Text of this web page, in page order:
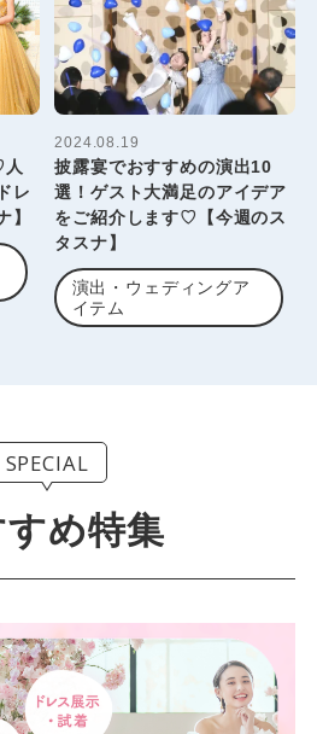
人
レ
】
2024.08.19
披露宴でおすすめの演出10
選！ゲスト大満足のアイデア
をご紹介します♡【今週のス
タスナ】
演出・ウェディングア
イテム
SPECIAL
め特集